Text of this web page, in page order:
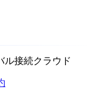
ル接続クラウド